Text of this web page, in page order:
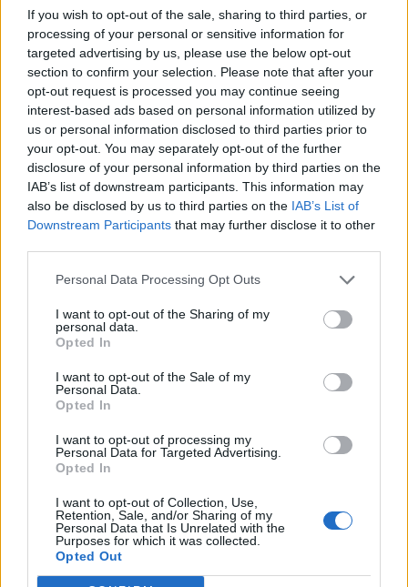
If you wish to opt-out of the sale, sharing to third parties, or
processing of your personal or sensitive information for
targeted advertising by us, please use the below opt-out
section to confirm your selection. Please note that after your
opt-out request is processed you may continue seeing
interest-based ads based on personal information utilized by
us or personal information disclosed to third parties prior to
your opt-out. You may separately opt-out of the further
disclosure of your personal information by third parties on the
IAB’s list of downstream participants. This information may
also be disclosed by us to third parties on the IAB’s List of
Downstream Participants that may further disclose it to other
Personal Data Processing Opt Outs
I want to opt-out of the Sharing of my
personal data.
Opted In
I want to opt-out of the Sale of my
Personal Data.
Opted In
I want to opt-out of processing my
Personal Data for Targeted Advertising.
Opted In
I want to opt-out of Collection, Use,
Retention, Sale, and/or Sharing of my
Personal Data that Is Unrelated with the
Purposes for which it was collected.
Opted Out
"E' un giocatore molto importante, è uno dei
migliori giocatori mai visti circolare a Udine nella
mia gestione. Lo reputo un giocatore fantastico e
spero che rimanga ancora a Udine per poterci
divertire con lui".
Sul Watford
"Non è facile tornare in Premier in un solo
campionato. La retrocessione fu una sorpresa
meritata. Sono stati bravi i ragazzi a tornare nel
massimo campionato, non era facile.
Complimenti a tutti, e soprattutto a mio figlio che
Sulla Superlega
"La Superlega per me è un'idea assurda che non
ha avuto vita. Agnelli sta facendo gli interessi
specifici della Juventus, che non sono sempre
gli interessi del calcio".